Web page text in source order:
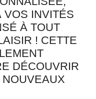
VOS INVITÉS
À TOUT
! CETTE
DÉCOUVRIR